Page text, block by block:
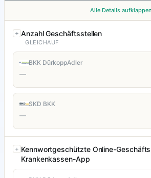
Alle Details aufklappen
Anzahl Geschäftsstellen
GLEICHAUF
BKK DürkoppAdler
—
SKD BKK
—
Kennwortgeschützte Online-
Krankenkassen-App